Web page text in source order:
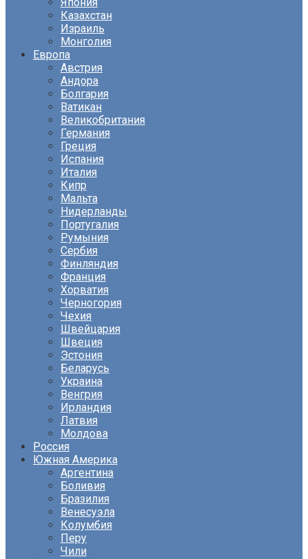
Казахстан
Израиль
Монголия
Европа
Австрия
Андора
Болгария
Ватикан
Великобритания
Германия
Греция
Испания
Италия
Кипр
Мальта
Нидерланды
Португалия
Румыния
Сербия
Финляндия
Франция
Хорватия
Черногория
Чехия
Швейцария
Швеция
Эстония
Беларусь
Украина
Венгрия
Ирландия
Латвия
Молдова
Россия
Южная Америка
Аргентина
Боливия
Бразилия
Венесуэла
Колумбия
Перу
Чили